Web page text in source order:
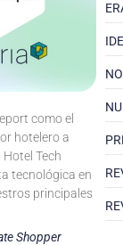
como el
hotelero a
Tech
tecnológica en
principales
Shopper